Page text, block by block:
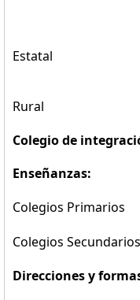
Estatal
Rural
Colegio de
Enseñanzas:
Colegios Primarios
Colegios Secundarios
Direcciones y